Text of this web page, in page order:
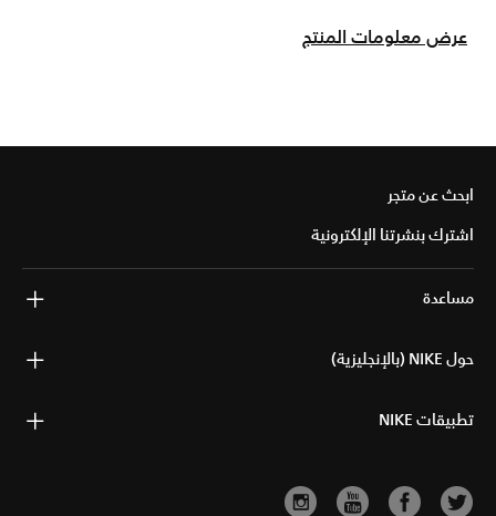
عرض معلومات المنتج
ابحث عن متجر
اشترك بنشرتنا الإلكترونية
مساعدة
حول NIKE (بالإنجليزية)
تطبيقات NIKE